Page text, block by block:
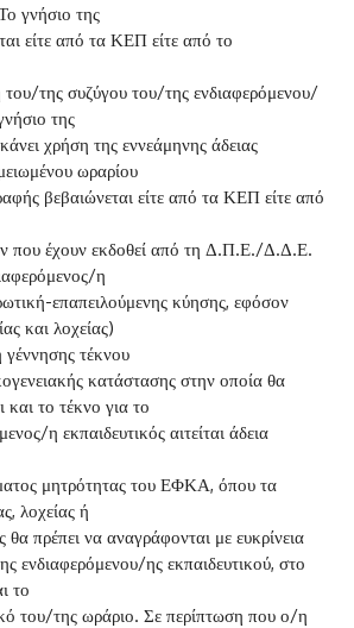
γνήσιο της
είτε από τα ΚΕΠ είτε από το
της συζύγου του/της ενδιαφερόμενου/
της
χρήση της εννεάμηνης άδειας
ωραρίου
βεβαιώνεται είτε από τα ΚΕΠ είτε από
που έχουν εκδοθεί από τη Δ.Π.Ε./Δ.Δ.Ε.
η
επαπειλούμενης κύησης, εφόσον
και λοχείας)
τέκνου
κατάστασης στην οποία θα
και το τέκνο για το
η εκπαιδευτικός αιτείται άδεια
μητρότητας του ΕΦΚΑ, όπου τα
λοχείας ή
πρέπει να αναγράφονται με ευκρίνεια
ενδιαφερόμενου/ης εκπαιδευτικού, στο
το
του/της ωράριο. Σε περίπτωση που ο/η